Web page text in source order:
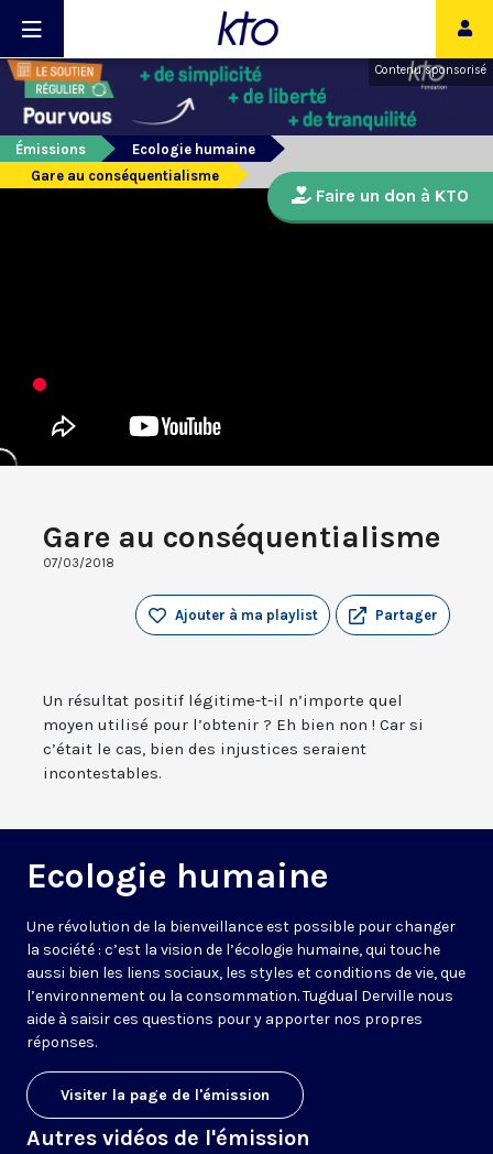
Contenu sponsorisé
Émissions
Ecologie humaine
Gare au conséquentialisme
Gare au conséquentialisme
07/03/2018
Partager
Ajouter à ma playlist
Un résultat positif légitime-t-il n’importe quel
moyen utilisé pour l’obtenir ? Eh bien non ! Car si
c’était le cas, bien des injustices seraient
incontestables.
Ecologie humaine
Une révolution de la bienveillance est possible pour changer
la société : c’est la vision de l’écologie humaine, qui touche
aussi bien les liens sociaux, les styles et conditions de vie, que
l’environnement ou la consommation. Tugdual Derville nous
aide à saisir ces questions pour y apporter nos propres
réponses.
Visiter la page de l'émission
Autres vidéos de l'émission
Faire un don à KTO